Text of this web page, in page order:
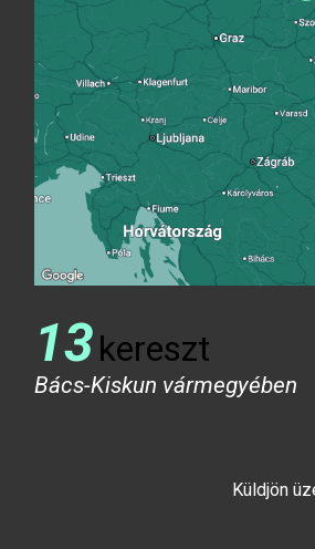
13kereszt
Bács-Kiskun vármegyében
Küldjön